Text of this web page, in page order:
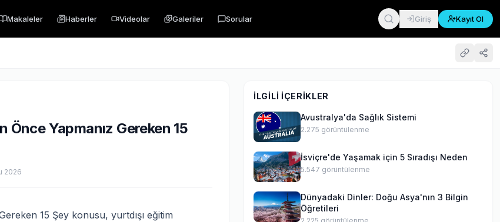
Makaleler Haberler Videolar Galeriler Sorular Giriş Kayıt Ol
Önce Yapmanız Gereken 15
2026
15 Şey konusu, yurtdışı eğitim
İLGILI İÇERIKLER
Avustralya'da Sağlık Sistemi
2.275 görüntülenme
İsviçre'de Yaşamak için 5 Sıradışı Neden
5.547 görüntülenme
Dünyadaki Dinler: Doğu Asya'nın 3 Bilgin
Öğretileri